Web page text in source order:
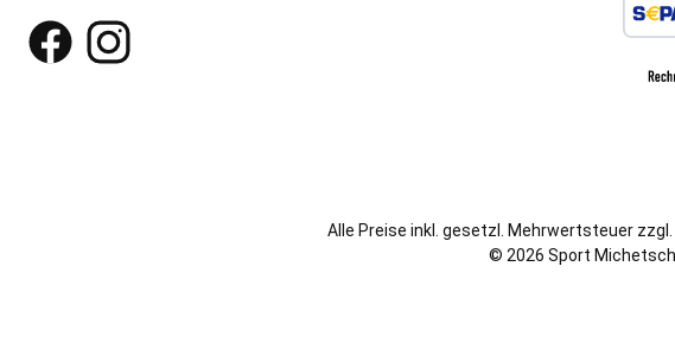
FacebookInstagram
Alle Preise inkl. gesetzl. Mehrwertsteuer zzgl.
© 2026 Sport